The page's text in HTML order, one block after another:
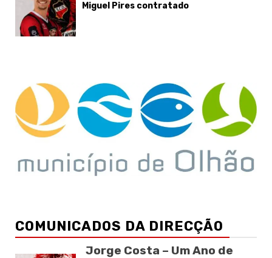
Miguel Pires contratado
COMUNICADOS DA DIRECÇÃO
Jorge Costa – Um Ano de